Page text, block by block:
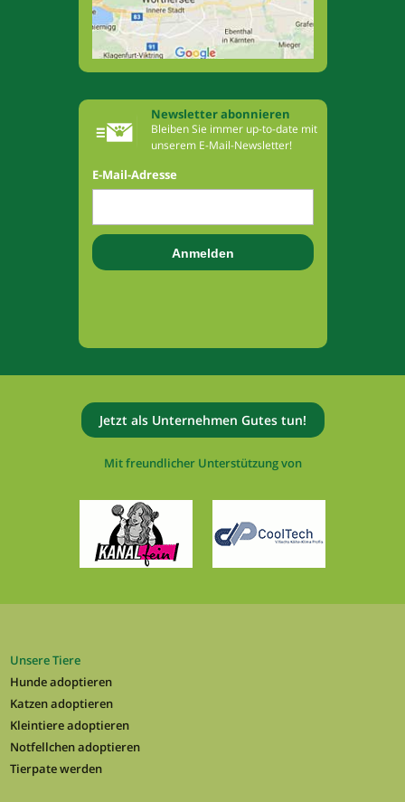
Newsletter abonnieren
Bleiben Sie immer up-to-date mit
unserem E-Mail-Newsletter!
E-Mail-Adresse
Jetzt als Unternehmen Gutes tun!
Mit freundlicher Unterstützung von
Unsere Tiere
Hunde adoptieren
Katzen adoptieren
Kleintiere adoptieren
Notfellchen adoptieren
Tierpate werden